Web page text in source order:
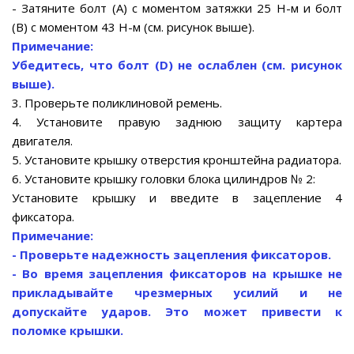
- Затяните болт (А) с моментом затяжки 25 Н-м и болт
(В) с моментом 43 Н-м (см. рисунок выше).
Примечание:
Убедитесь, что болт (D) не ослаблен (см. рисунок
выше).
3. Проверьте поликлиновой ремень.
4. Установите правую заднюю защиту картера
двигателя.
5. Установите крышку отверстия кронштейна радиатора.
6. Установите крышку головки блока цилиндров № 2:
Установите крышку и введите в зацепление 4
фиксатора.
Примечание:
- Проверьте надежность зацепления фиксаторов.
- Во время зацепления фиксаторов на крышке не
прикладывайте чрезмерных усилий и не
допускайте ударов. Это может привести к
поломке крышки.